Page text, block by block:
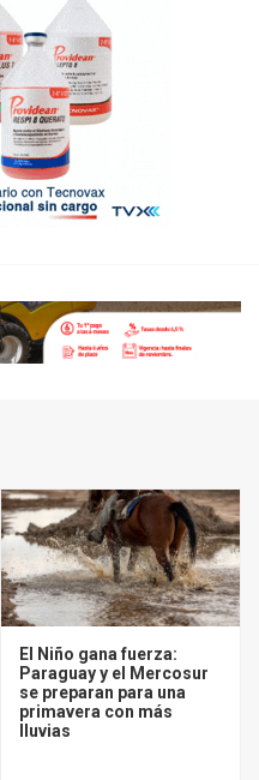
El Niño gana fuerza:
Paraguay y el Mercosur
se preparan para una
primavera con más
lluvias